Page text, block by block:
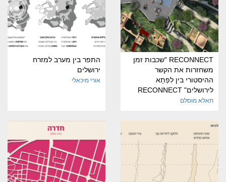
RECONNECT "שכבות זמן
משחזרות את הקשר
ההיסטורי בין לִפְתָא
לירושלים" RECONNECT
תאלא מוסלם
התפר בין מערב למזרח
ירושלים
אורי מיכאלי